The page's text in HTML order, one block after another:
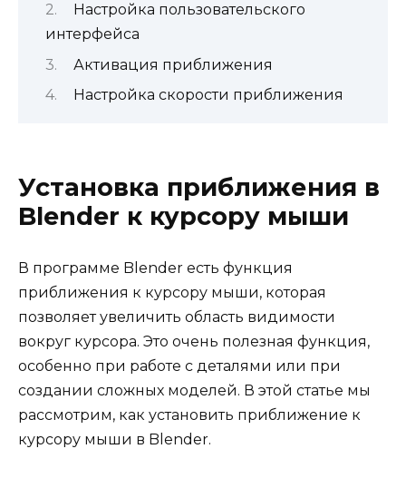
Настройка пользовательского
интерфейса
Активация приближения
Настройка скорости приближения
Установка приближения в
Blender к курсору мыши
В программе Blender есть функция
приближения к курсору мыши, которая
позволяет увеличить область видимости
вокруг курсора. Это очень полезная функция,
особенно при работе с деталями или при
создании сложных моделей. В этой статье мы
рассмотрим, как установить приближение к
курсору мыши в Blender.